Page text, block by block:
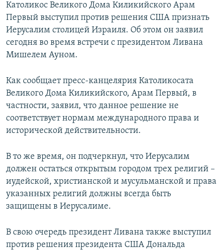
Католикос Великого Дома Киликийского Арам
Первый выступил против решения США признать
Иерусалим столицей Израиля. Об этом он заявил
сегодня во время встречи с президентом Ливана
Мишелем Ауном.
Как сообщает пресс-канцелярия Католикосата
Великого Дома Киликийского, Арам Первый, в
частности, заявил, что данное решение не
соответствует нормам международного права и
исторической действительности.
В то же время, он подчеркнул, что Иерусалим
должен остаться открытым городом трех религий –
иудейской, христианской и мусульманской и права
указанных религий должны всегда быть
защищены в Иерусалиме.
В свою очередь президент Ливана также выступил
против решения президента США Дональда